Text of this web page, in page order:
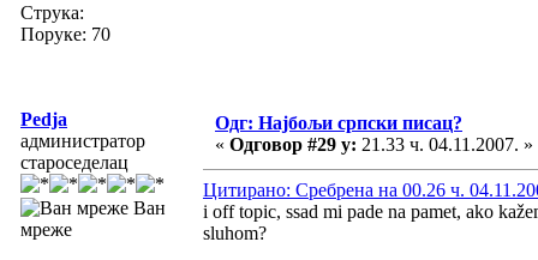
Струка:
Поруке: 70
Pedja
администратор
староседелац
Ван
мреже
Одг: Најбољи српски писац?
« Одговор #29 у: 21.33 ч. 04.11.2007. »
Цитирано: Сребрена на 00.26 ч.
i off topic, ssad mi pade na pamet, ako
sluhom?